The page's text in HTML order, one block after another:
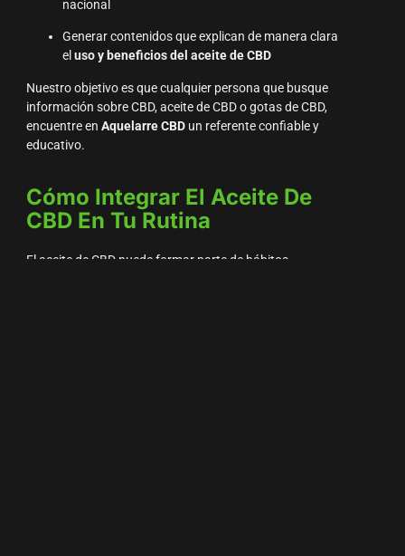
nacional
Generar contenidos que explican de manera clara
el uso y beneficios del aceite de CBD
Nuestro objetivo es que cualquier persona que busque
información sobre CBD, aceite de CBD o gotas de CBD,
encuentre en Aquelarre CBDun referente confiable y
educativo.
Cómo Integrar El Aceite De
CBD En Tu Rutina
El aceite de CBD puede formar parte de hábitos